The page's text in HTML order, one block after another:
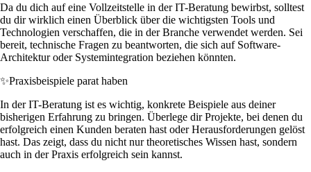
Da du dich auf eine Vollzeitstelle in der IT-Beratung bewirbst, solltest
du dir wirklich einen Überblick über die wichtigsten Tools und
Technologien verschaffen, die in der Branche verwendet werden. Sei
bereit, technische Fragen zu beantworten, die sich auf Software-
Architektur oder Systemintegration beziehen könnten.
✨Praxisbeispiele parat haben
In der IT-Beratung ist es wichtig, konkrete Beispiele aus deiner
bisherigen Erfahrung zu bringen. Überlege dir Projekte, bei denen du
erfolgreich einen Kunden beraten hast oder Herausforderungen gelöst
hast. Das zeigt, dass du nicht nur theoretisches Wissen hast, sondern
auch in der Praxis erfolgreich sein kannst.